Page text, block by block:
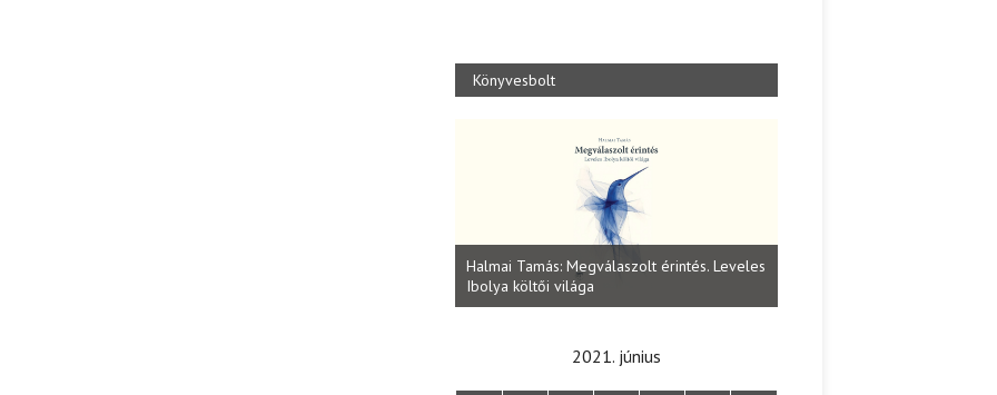
Könyvesbolt
Halmai Tamás: Megválaszolt érintés. Leveles
Ibolya költői világa
2021. június